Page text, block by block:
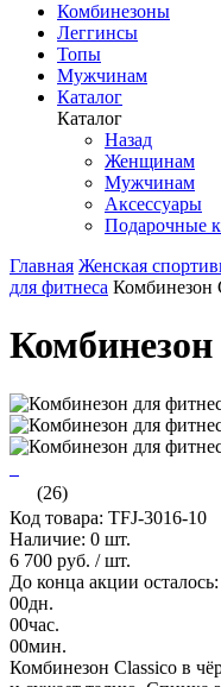
Комбинезоны
Леггинсы
Топы
Мужчинам
Каталог
Каталог
Назад
Женщинам
Мужчинам
Аксессуары
Подарочные
Главная Женская
для фитнеса Комбинезон
(26)
Код товара: TFJ-3016-10
Наличие: 0 шт.
6 700 руб. / шт.
До конца акции осталось:
00дн.
00час.
00мин.
Комбинезон Classico в